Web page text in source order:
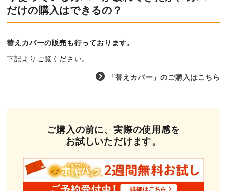
読みもの
お客様の声
個人情報保護方針
だけの購入はできるの？
替えカバーの販売も行っております。
下記よりご覧ください。
「替えカバー」のご購入はこちら
ご購入の前に、実際の使用感を
お試しいただけます。